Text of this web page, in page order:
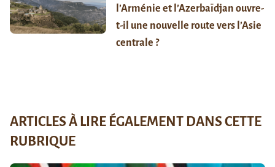
l’Arménie et l’Azerbaïdjan ouvre-
t-il une nouvelle route vers l’Asie
centrale ?
ARTICLES À LIRE ÉGALEMENT DANS CETTE
RUBRIQUE